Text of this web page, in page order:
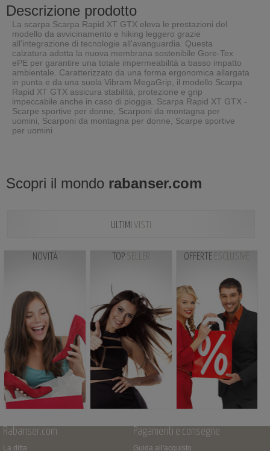
Descrizione prodotto
La scarpa Scarpa Rapid XT GTX eleva le prestazioni del
modello da avvicinamento e hiking leggero grazie
all'integrazione di tecnologie all'avanguardia. Questa
calzatura adotta la nuova membrana sostenibile Gore-Tex
ePE per garantire una totale impermeabilità a basso impatto
ambientale. Caratterizzato da una forma ergonomica allargata
in punta e da una suola Vibram MegaGrip, il modello Scarpa
Rapid XT GTX assicura stabilità, protezione e grip
impeccabile anche in caso di pioggia. Scarpa Rapid XT GTX -
Scarpe sportive per donne, Scarponi da montagna per
uomini, Scarponi da montagna per donne, Scarpe sportive
per uomini
Scopri il mondo rabanser.com
ULTIMI VISTI
NOVITÀ TOP SELLER OFFERTE ESCLUSIVE
Rabanser.com
La ditta
Pagamenti e consegne
Guida all'acquisto